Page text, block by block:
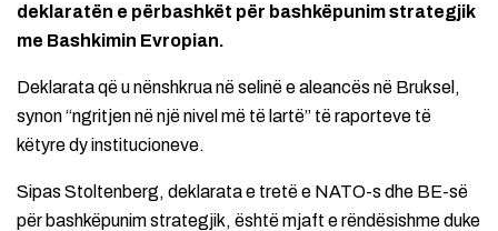
deklaratën e përbashkët për bashkëpunim strategjik
me Bashkimin Evropian.
Deklarata që u nënshkrua në selinë e aleancës në Bruksel,
synon “ngritjen në një nivel më të lartë” të raporteve të
këtyre dy institucioneve.
Sipas Stoltenberg, deklarata e tretë e NATO-s dhe BE-së
për bashkëpunim strategjik, është mjaft e rëndësishme duke